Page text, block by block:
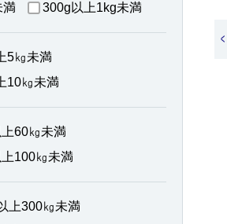
<
満 300g以上1kg未満
5㎏未満
10㎏未満
60㎏未満
100㎏未満
上300㎏未満